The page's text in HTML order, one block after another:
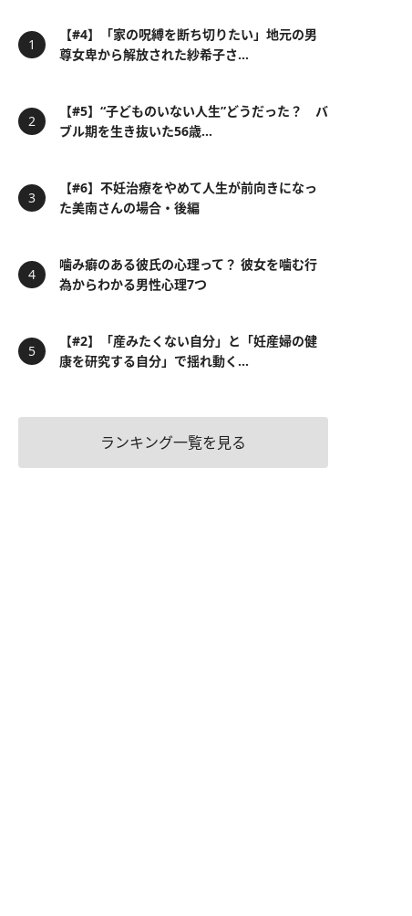
【#4】「家の呪縛を断ち切りたい」地元の男
尊女卑から解放された紗希子さ...
【#5】“子どものいない人生”どうだった？ バ
ブル期を生き抜いた56歳...
【#6】不妊治療をやめて人生が前向きになっ
た美南さんの場合・後編
噛み癖のある彼氏の心理って？ 彼女を噛む行
為からわかる男性心理7つ
【#2】「産みたくない自分」と「妊産婦の健
康を研究する自分」で揺れ動く...
ランキング一覧を見る